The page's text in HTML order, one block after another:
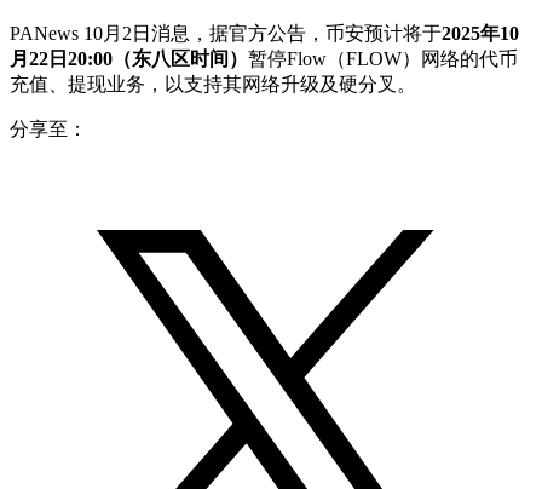
PANews 10月2日消息，据官方公告， 币安预计将于2025年10
月22日20:00（东八区时间） 暂停Flow（FLOW）网络的代币
充值、提现业务，以支持其网络升级及硬分叉。
分享至：